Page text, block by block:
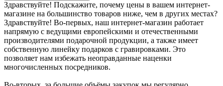
Здравствуйте! Подскажите, почему цены в вашем интернет-
магазине на большинство товаров ниже, чем в других местах?
Здравствуйте! Во-первых, наш интернет-магазин работает
напрямую с ведущими европейскими и отечественными
производителями подарочной продукции, а также имеет
собственную линейку подарков с гравировками. Это
позволяет нам избежать неоправданные наценки
многочисленных посредников.